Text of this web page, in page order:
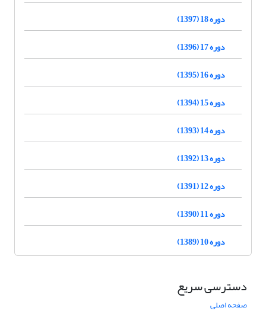
دوره 18 (1397)
دوره 17 (1396)
دوره 16 (1395)
دوره 15 (1394)
دوره 14 (1393)
دوره 13 (1392)
دوره 12 (1391)
دوره 11 (1390)
دوره 10 (1389)
دسترسی سریع
صفحه اصلی